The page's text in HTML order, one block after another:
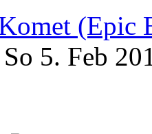
(Epic
5. Feb